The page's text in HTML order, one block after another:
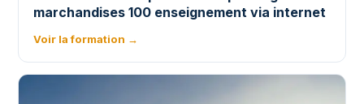
marchandises 100 enseignement via internet
Voir la formation →